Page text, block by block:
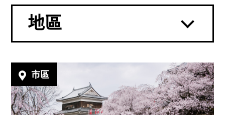
地區
市區